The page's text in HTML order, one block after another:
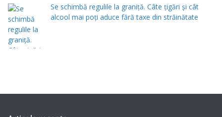
Se schimbă regulile la graniță. Câte țigări și cât
alcool mai poți aduce fără taxe din străinătate